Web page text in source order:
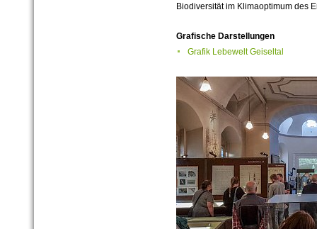
Biodiversität im Klimaoptimum des
Grafische Darstellungen
Grafik Lebewelt Geiseltal